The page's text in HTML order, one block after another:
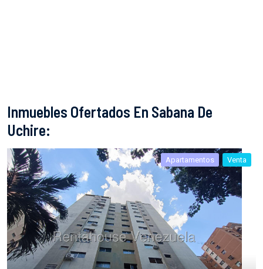
Inmuebles Ofertados En Sabana De
Uchire:
Apartamentos Venta